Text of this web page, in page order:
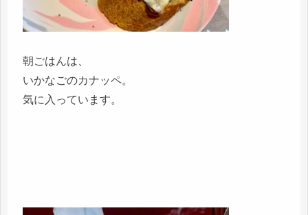
朝ごはんは、
いかなごのカナッペ。
気に入っています。